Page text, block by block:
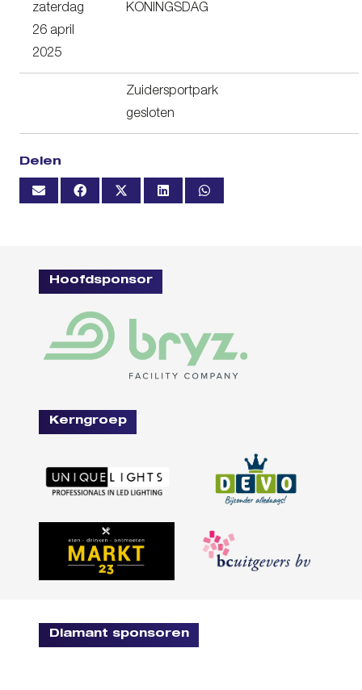
zaterdag
26 april
2025
KONINGSDAG
Zuidersportpark
gesloten
Delen
Hoofdsponsor
Kerngroep
Diamant sponsoren